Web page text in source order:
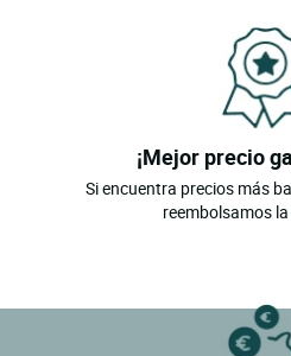
¡Mejor precio
Si encuentra precios más
reembolsamos